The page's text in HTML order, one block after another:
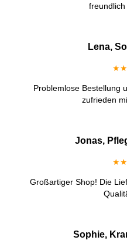
freundlich
Lena,
Problemlose Bestellung
zufrieden
Jonas,
Großartiger Shop! Die
Sophie,